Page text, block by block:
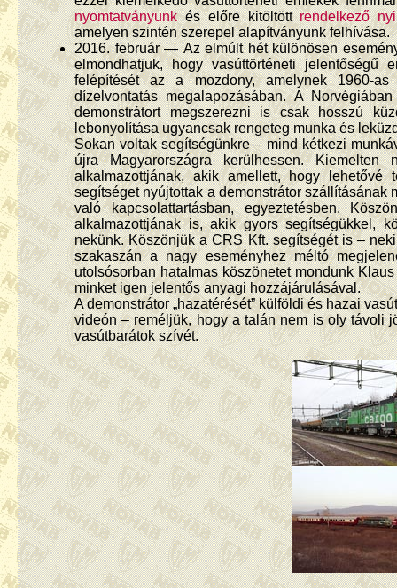
nyomtatványunkés előre kitöltöttrendelkező
amelyen szintén szerepel alapítványunk felhívása.
2016. február — Az elmúlt hét különösen
elmondhatjuk, hogy vasúttörténeti jelentőségű
felépítését az a mozdony, amelynek 1960-as
dízelvontatás megalapozásában. A
demonstrátort megszerezni is csak hosszú
lebonyolítása ugyancsak rengeteg munka és
Sokan voltak segítségünkre – mind kétkezi
újra Magyarországra kerülhessen.
alkalmazottjának, akik amellett, hogy lehetővé
segítséget nyújtottak a demonstrátor
való kapcsolattartásban, egyeztetésben.
alkalmazottjának is, akik gyors segítségükkel,
nekünk. Köszönjük a CRS Kft. segítségét is –
szakaszán a nagy eseményhez méltó
utolsósorban hatalmas köszönetet mondunk
minket igen jelentős anyagi hozzájárulásával.
A demonstrátor „hazatérését” külföldi és hazai
videón – reméljük, hogy a talán nem is oly távoli
vasútbarátok szívét.